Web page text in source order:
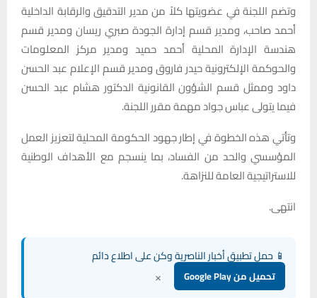
وتضم اللجنة في عضويتها كلاً من مدير التدقيق والرقابة الداخلية
أحمد صاحب، ومدير قسم إدارة الجودة صبري ريسان ومدير قسم
هندسة الإدارة المحلية أحمد حميد ومدير مركز المعلومات
والحوكمة الإلكترونية حيدر فاروق ومدير قسم الإعلام عبد الحسن
داود وممثل قسم الشؤون القانونية الدكتور هشام عبد الحسن
فيما يتولى عباس جواد مهمة مقرر اللجنة.
وتأتي هذه الخطوة في إطار جهود الحكومة المحلية لتعزيز العمل
المؤسسي والحد من الفساد، بما ينسجم مع الأهداف الوطنية
للاستراتيجية العامة للنزاهة.
انتهى.
📱 حمل تطبيق أخبار الناصرية وكن على اطلاع دائم
تحميل من Google Play ×